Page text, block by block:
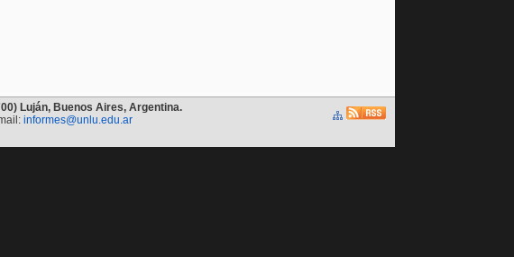
Luján, Buenos Aires, Argentina.
informes@unlu.edu.ar